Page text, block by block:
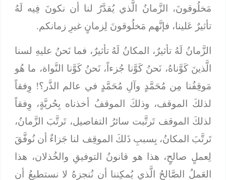
مَخلُوقونَ، الزَّمانُ الَّذي يُقدَّرُ لنا أن نكونَ فِيه لَهُ
تأثيرٌ عَلينا، فإنَّهم مَخلُوقونَ لِزمانٍ غيرِ زمانكم.
الزَّمانُ لَهُ تأثيرٌ، المكانُ لَهُ تأثيرٌ، فما نَحنُ عليهِ لسنا
الَّذينَ كَوَّناهُ، نَحنُ كَوَّنا جُزءاً، نَحنُ كَوَّنا النَّواة، ما هُو
مَوقِفُنا مِن مُحَمَّدٍ وآلِ مُحَمَّدٍ في عالم الذَّر؟! وِفقاً
لذلكَ الموقف، وذلكَ الموقفُ أخذناه بِحُريَّةٍ، وِفقاً
لذلكَ الموقف تَرتَّبت سائرُ التفاصيل، تَرتَّبَ الزَّمانُ،
تَرتَّبَ المكانُ، بِسببِ ذَلكَ الموقِف لنا جَزاءٌ أن نُوفَّقَ
لِعملٍ صالحٍ، هذا هو قانونُ التوفيقِ والخُذلان، هذا
العَملُ الصَّالحُ الَّذي يُمكِننا أن نُنجزهُ لا نستطيعُ أن